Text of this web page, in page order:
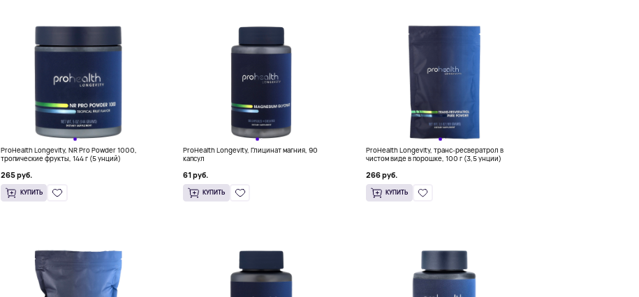
ProHealth Longevity, NR Pro Powder 1000,
тропические фрукты, 144 г (5 унций)
265 руб.
КУПИТЬ
ProHealth Longevity, Глицинат магния, 90
капсул
61 руб.
КУПИТЬ
ProHealth Longevity, транс-ресвератрол в
чистом виде в порошке, 100 г (3,5 унции)
266 руб.
КУПИТЬ